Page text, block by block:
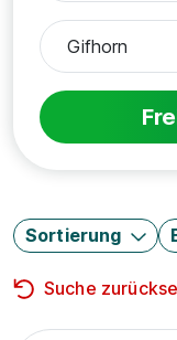
Sortierung
Suche